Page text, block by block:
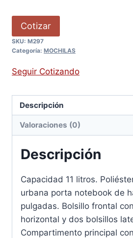
Cotizar
SKU: M297
Categoría: MOCHILAS
Seguir Cotizando
Descripción
Valoraciones (0)
Descripción
Capacidad 11 litros.
urbana porta notebook de
pulgadas. Bolsillo frontal
horizontal y dos bolsillos
Compartimento principal